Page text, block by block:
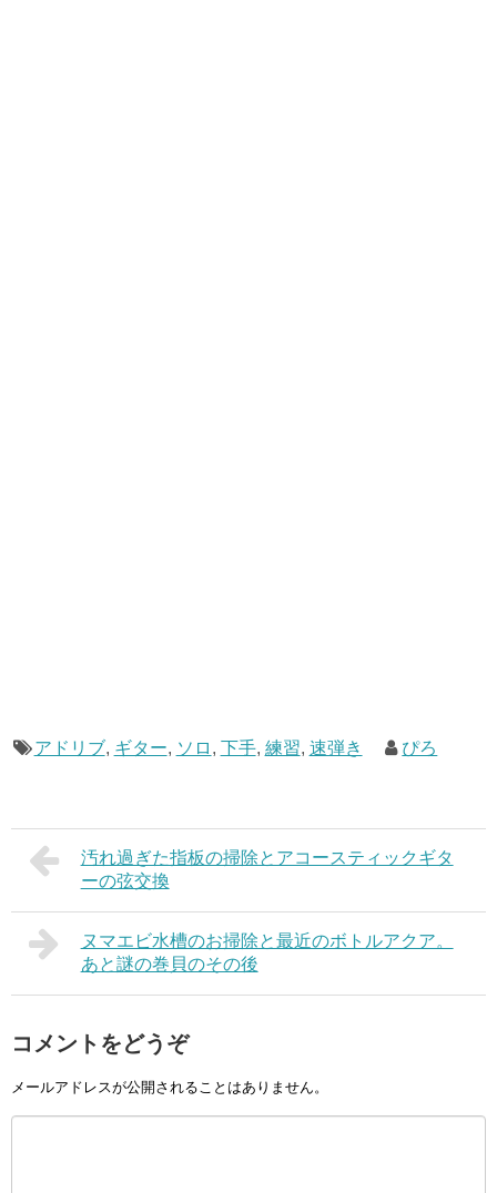
アドリブ, ギター, ソロ , 下手, 練習, 速弾き ぴろ
汚れ過ぎた指板の掃除とアコースティックギタ
ーの弦交換
ヌマエビ水槽のお掃除と最近のボトルアクア。
あと謎の巻貝のその後
コメントをどうぞ
メールアドレスが公開されることはありません。